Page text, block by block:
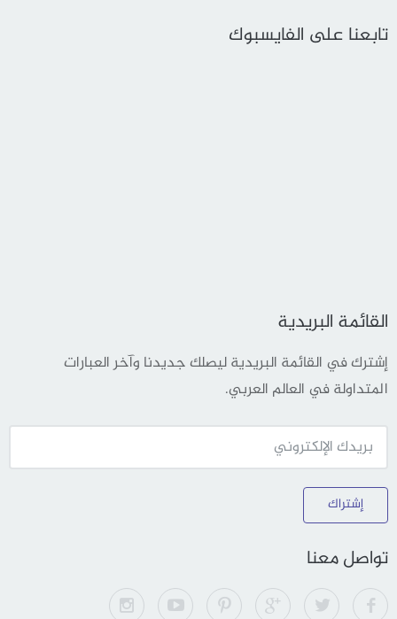
تابعنا على الفايسبوك
القائمة البريدية
إشترك في القائمة البريدية ليصلك جديدنا وآخر العبارات
المتداولة في العالم العربي.
إشتراك
تواصل معنا